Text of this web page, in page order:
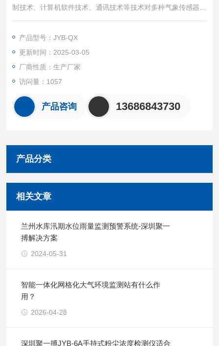
制技术、计算机软件技术、通讯技术等技术对多种气象传感器从
结构到系统组成上进行集成化应用。能够连续获得交通沿线的气
度、湿度、路面状况、路面温度、湿滑系数等高速公路多个气象
环境要素进行实时检测，通过远程传输完成各类数据的汇总并及
时传送给交通部门，
产品型号：JYB-QX
更新时间：2025-03-05
厂商性质：生产厂家
访问量：1057
产品咨询 13686843730
产品分类
相关文章
兰州水库汛期水位雨量监测预警系统-深圳聚一
搏解决方案
2024-05-31
智能一体化网格化大气环境监测站有什么作
用？
2026-04-28
深圳聚一搏JYB-6A手持式粉尘浓度检测仪适合